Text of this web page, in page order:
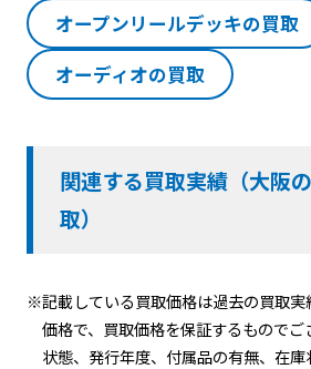
オープンリールデッキの買取
オーディオの買取
関連する買取実績（大阪
取）
※記載している買取価格は過去の買取
価格で、買取価格を保証するもので
状態、発行年度、付属品の有無、在